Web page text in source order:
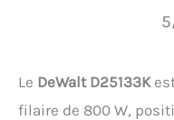
Le DeWalt D25133K
filaire de 800 W,